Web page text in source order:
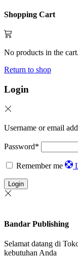
Shopping Cart
No products in the cart.
Return to shop
Login
Username or email
Password*
Remember me
Login
Bandar Publishing
Selamat datang di
kebutuhan Anda